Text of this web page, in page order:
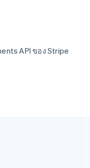
API ของ Stripe